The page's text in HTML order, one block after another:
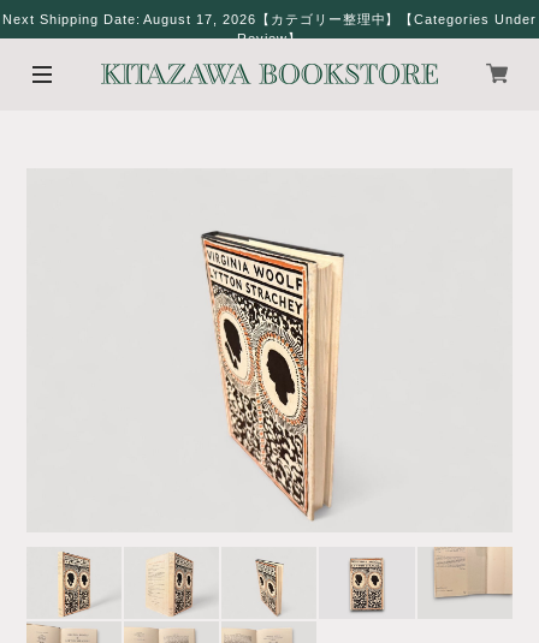
Next Shipping Date: August 17, 2026【カテゴリー整理中】【Categories Under
Review】